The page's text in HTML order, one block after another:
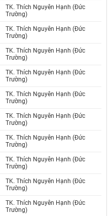
TK. Thích Nguyên Hạnh (Đức
Trường)
TK. Thích Nguyên Hạnh (Đức
Trường)
TK. Thích Nguyên Hạnh (Đức
Trường)
TK. Thích Nguyên Hạnh (Đức
Trường)
TK. Thích Nguyên Hạnh (Đức
Trường)
TK. Thích Nguyên Hạnh (Đức
Trường)
TK. Thích Nguyên Hạnh (Đức
Trường)
TK. Thích Nguyên Hạnh (Đức
Trường)
TK. Thích Nguyên Hạnh (Đức
Trường)
TK. Thích Nguyên Hạnh (Đức
Trường)